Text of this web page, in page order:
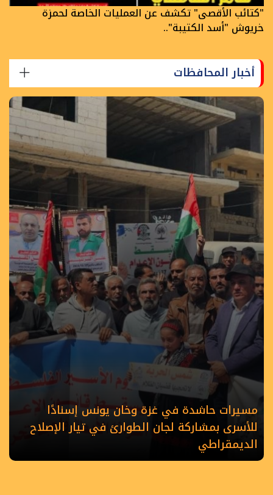
"كتائب الأقصى" تكشف عن العمليات الخاصة لحمزة
خريوش "أسد الكتيبة"..
أخبار المحافظات
مسيرات حاشدة في غزة وخان يونس إسنادًا
للأسرى بمشاركة لجان الطوارئ في تيار الإصلاح
الديمقراطي